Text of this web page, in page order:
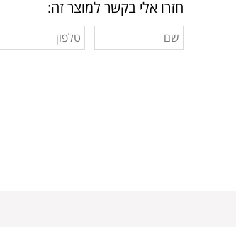
חזרו אלי בקשר למוצר זה: